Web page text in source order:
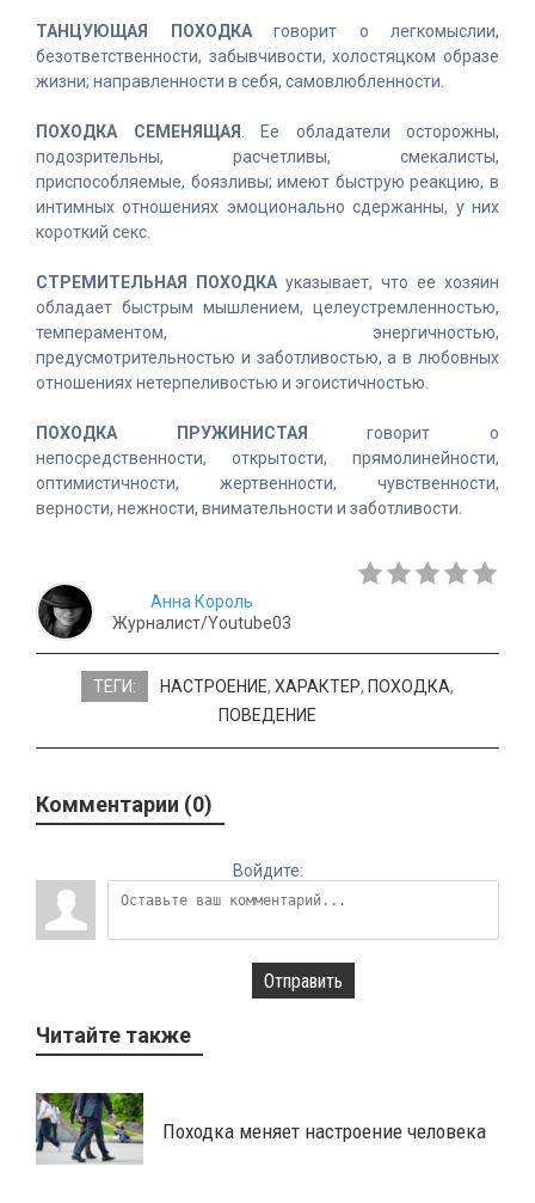
ТАНЦУЮЩАЯ ПОХОДКА говорит о легкомыслии,
безответственности, забывчивости, холостяцком образе
жизни; направленности в себя, самовлюбленности.
ПОХОДКА СЕМЕНЯЩАЯ
. Ее обладатели осторожны,
подозрительны, расчетливы, смекалисты,
приспособляемые, боязливы; имеют быструю реакцию, в
интимных отношениях эмоционально сдержанны, у них
короткий секс.
СТРЕМИТЕЛЬНАЯ ПОХОДКА указывает, что ее хозяин
обладает быстрым мышлением, целеустремленностью,
темпераментом, энергичностью,
предусмотрительностью и заботливостью, а в любовных
отношениях нетерпеливостью и эгоистичностью.
ПОХОДКА ПРУЖИНИСТАЯ
говорит о
непосредственности, открытости, прямолинейности,
оптимистичности, жертвенности, чувственности,
верности, нежности, внимательности и заботливости.
Анна Король
Журналист/Youtube03
ТЕГИ: НАСТРОЕНИЕ, ХАРАКТЕР, ПОХОДКА,
ПОВЕДЕНИЕ
Комментарии (0)
Войдите:
Отправить
Читайте также
Походка меняет настроение человека